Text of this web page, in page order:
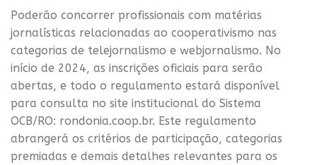
Poderão concorrer profissionais com matérias
jornalísticas relacionadas ao cooperativismo nas
categorias de telejornalismo e webjornalismo. No
início de 2024, as inscrições oficiais para serão
abertas, e todo o regulamento estará disponível
para consulta no site institucional do Sistema
OCB/RO: rondonia.coop.br. Este regulamento
abrangerá os critérios de participação, categorias
premiadas e demais detalhes relevantes para os